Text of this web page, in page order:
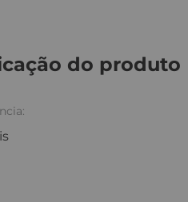
do produto